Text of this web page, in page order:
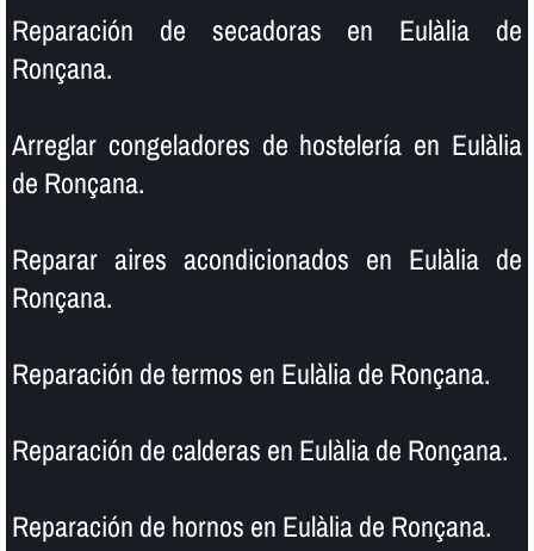
Reparación de secadoras en Eulàlia de
Ronçana.
Arreglar congeladores de hostelerí­a en Eulàlia
de Ronçana.
Reparar aires acondicionados en Eulàlia de
Ronçana.
Reparación de termos en Eulàlia de Ronçana.
Reparación de calderas en Eulàlia de Ronçana.
Reparación de hornos en Eulàlia de Ronçana.